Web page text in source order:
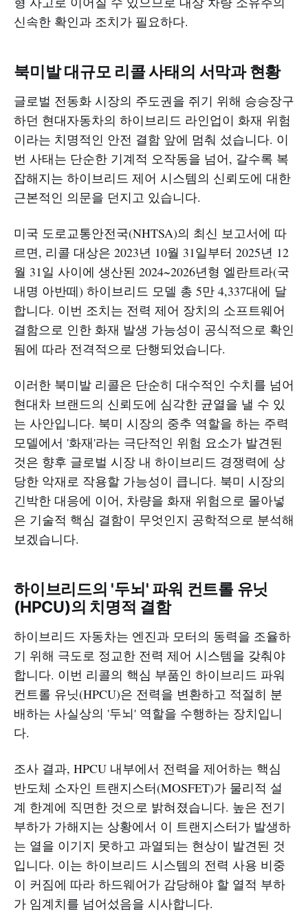
신속한 확인과 조치가 필요하다.
북미발 대규모 리콜 사태의 서막과 현황
글로벌 전동화 시장의 주도권을 쥐기 위해 승승장구
하던 현대자동차의 하이브리드 라인업이 화재 위험
이라는 치명적인 안전 결함 앞에 멈춰 섰습니다. 이
번 사태는 단순한 기계적 오작동을 넘어, 갈수록 복
잡해지는 하이브리드 제어 시스템의 신뢰도에 대한
근본적인 의문을 던지고 있습니다.
미국 도로교통안전국(NHTSA)의 최신 보고서에 따
르면, 리콜 대상은 2023년 10월 31일부터 2025년 12
월 31일 사이에 생산된 2024~2026년형 엘란트라(국
내명 아반떼) 하이브리드 모델 총 5만 4,337대에 달
합니다. 이번 조치는 전력 제어 장치의 소프트웨어
결함으로 인한 화재 발생 가능성이 공식적으로 확인
됨에 따라 전격적으로 단행되었습니다.
이러한 북미발 리콜은 단순히 대수적인 수치를 넘어
현대차 브랜드의 신뢰도에 심각한 균열을 낼 수 있
는 사안입니다. 북미 시장의 중추 역할을 하는 주력
모델에서 '화재'라는 극단적인 위험 요소가 발견된
것은 향후 글로벌 시장 내 하이브리드 경쟁력에 상
당한 악재로 작용할 가능성이 큽니다. 북미 시장의
긴박한 대응에 이어, 차량을 화재 위험으로 몰아넣
은 기술적 핵심 결함이 무엇인지 공학적으로 분석해
보겠습니다.
하이브리드의 '두뇌' 파워 컨트롤 유닛
(HPCU)의 치명적 결함
하이브리드 자동차는 엔진과 모터의 동력을 조율하
기 위해 극도로 정교한 전력 제어 시스템을 갖춰야
합니다. 이번 리콜의 핵심 부품인 하이브리드 파워
컨트롤 유닛(HPCU)은 전력을 변환하고 적절히 분
배하는 사실상의 '두뇌' 역할을 수행하는 장치입니
다.
조사 결과, HPCU 내부에서 전력을 제어하는 핵심
반도체 소자인 트랜지스터(MOSFET)가 물리적 설
계 한계에 직면한 것으로 밝혀졌습니다. 높은 전기
부하가 가해지는 상황에서 이 트랜지스터가 발생하
는 열을 이기지 못하고 과열되는 현상이 발견된 것
입니다. 이는 하이브리드 시스템의 전력 사용 비중
이 커짐에 따라 하드웨어가 감당해야 할 열적 부하
가 임계치를 넘어섰음을 시사합니다.